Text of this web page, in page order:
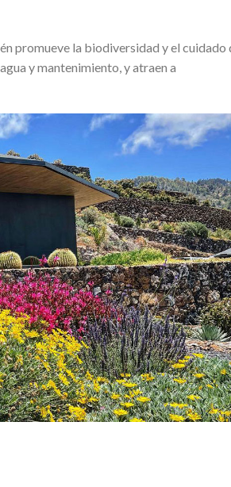
promueve la biodiversidad y el cuidado
y mantenimiento, y atraen a